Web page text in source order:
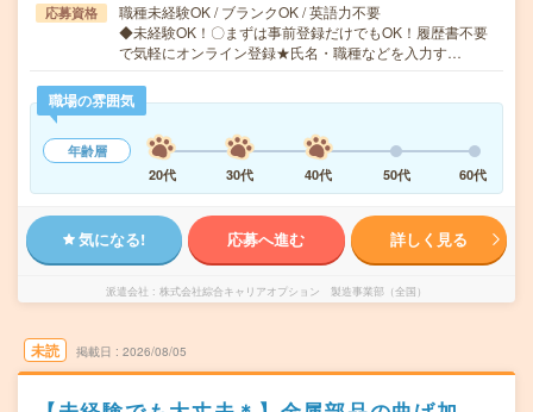
応募資格
職種未経験OK / ブランクOK / 英語力不要
◆未経験OK！〇まずは事前登録だけでもOK！履歴書不要
で気軽にオンライン登録★氏名・職種などを入力す…
職場の雰囲気
年齢層
20代
30代 40代 50代 60代
気になる! 応募へ進む 詳しく見る
派遣会社 株式会社綜合キャリアオプション 製造事業部（全国）
未読 掲載日 2026/08/05